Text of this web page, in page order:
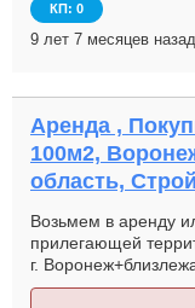
КП: 0
9 лет 7 месяцев назад
Аренда ,
100м2,
область,
Возьмем в аренду
прилегающей
г.